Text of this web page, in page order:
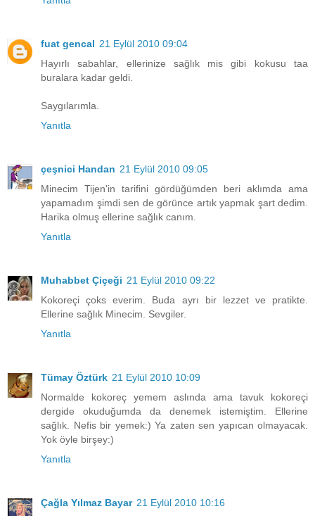
fuat gencal 21 Eylül 2010 09:04
Hayırlı sabahlar, ellerinize sağlık mis gibi kokusu taa
buralara kadar geldi.
Saygılarımla.
Yanıtla
çeşnici Handan 21 Eylül 2010 09:05
Minecim Tijen'in tarifini gördüğümden beri aklımda ama
yapamadım şimdi sen de görünce artık yapmak şart dedim.
Harika olmuş ellerine sağlık canım.
Yanıtla
Muhabbet Çiçeği 21 Eylül 2010 09:22
Kokoreçi çoks everim. Buda ayrı bir lezzet ve pratikte.
Ellerine sağlık Minecim. Sevgiler.
Yanıtla
Tümay Öztürk 21 Eylül 2010 10:09
Normalde kokoreç yemem aslında ama tavuk kokoreçi
dergide okuduğumda da denemek istemiştim. Ellerine
sağlık. Nefis bir yemek:) Ya zaten sen yapıcan olmayacak.
Yok öyle birşey:)
Yanıtla
Çağla Yılmaz Bayar 21 Eylül 2010 10:16